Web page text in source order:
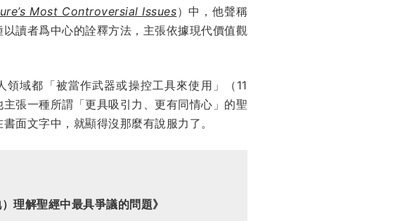
Most Controversial Issues）中，他聲稱
讀者爲中心的詮釋方法，主張依據現代價值觀
域都「被當作武器或操控工具來使用」（11
張一種所謂「更具吸引力、更有同情心」的聖
面文字中，就顯得沒那麼有說服力了。
理解聖經中最具爭議的問題》